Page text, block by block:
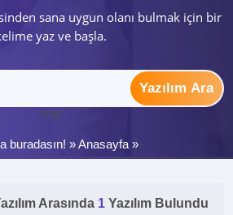
sana uygun olanı bulmak için bir
yaz ve başla.
Yazılım Ara
ytag
buradasın! »Anasayfa »
Arasında 1 Yazılım Bulundu